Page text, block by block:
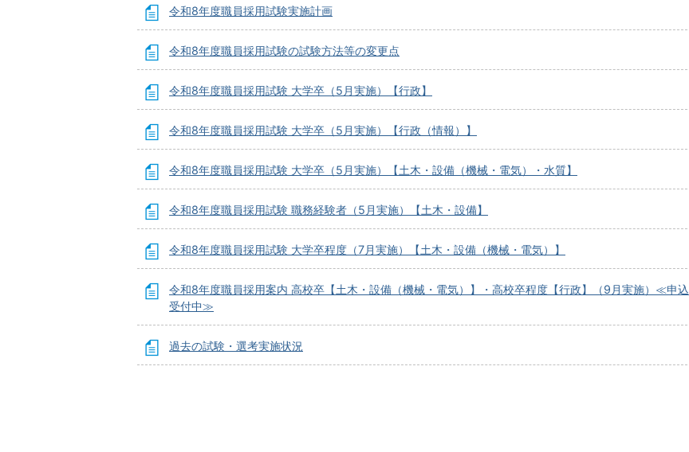
令和8年度職員採用試験実施計画
令和8年度職員採用試験の試験方法等の変更点
令和8年度職員採用試験 大学卒（5月実施）【行政】
令和8年度職員採用試験 大学卒（5月実施）【行政（情報）】
令和8年度職員採用試験 大学卒（5月実施）【土木・設備（機械・電気）・水質】
令和8年度職員採用試験 職務経験者（5月実施）【土木・設備】
令和8年度職員採用試験 大学卒程度（7月実施）【土木・設備（機械・電気）】
令和8年度職員採用案内 高校卒【土木・設備（機械・電気）】・高校卒程度【行政】（9月実施）≪申込
受付中≫
過去の試験・選考実施状況